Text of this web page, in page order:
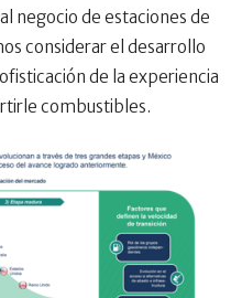
negocio de estaciones de
considerar el desarrollo
de la experiencia
combustibles.